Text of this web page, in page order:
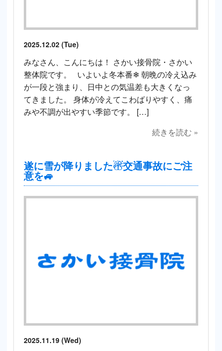
2025.12.02 (Tue)
みなさん、こんにちは！ さかい接骨院・さかい
整体院です。 いよいよ冬本番❄ 朝晩の冷え込み
が一段と強まり、日中との気温差も大きくなっ
てきました。 身体が冷えてこわばりやすく、痛
みや不調が出やすい季節です。 […]
続きを読む »
遂に雪が降りました☃交通事故にご注
意を🚙
2025.11.19 (Wed)